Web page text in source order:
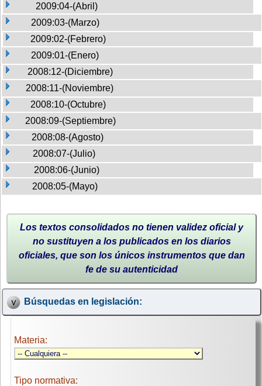
2009:04-(Abril)
2009:03-(Marzo)
2009:02-(Febrero)
2009:01-(Enero)
2008:12-(Diciembre)
2008:11-(Noviembre)
2008:10-(Octubre)
2008:09-(Septiembre)
2008:08-(Agosto)
2008:07-(Julio)
2008:06-(Junio)
2008:05-(Mayo)
Los textos consolidados no tienen validez oficial y
no sustituyen a los publicados en los diarios
oficiales, que son los únicos instrumentos que dan
fe de su autenticidad
Búsquedas en legislación:
Materia:
Tipo normativa: